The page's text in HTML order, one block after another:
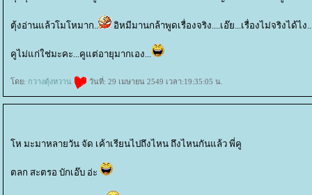
ตุ้งอ่านแล้วโมโหมาก.. อิหมีมานกล้าพูดเรื่องจริง....เอ๊ย...เรื่องไม่จริงได้ไง
คูไม่แก่ใช่มะคะ...คูแต่อายุมากเอง...
ดย: กวางตุ้งหวาน วันที่: 29 เมษายน 2549 เวลา:19:35:05 น.
ห มะมาหลายวัน จัด เค้าเรียนไปถึงไหน ถึงไหนกันแล้ว พี่คู
ตลก สะตรอ บักเอ๊บ อ่ะ